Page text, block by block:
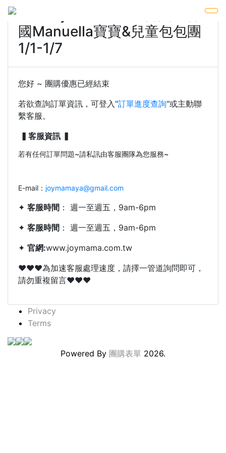
國Manuella寶寶&兒童包包團
1/1-1/7
您好 ~ 團購優惠已經結束
若欲查詢訂單資訊，可登入"訂單進度查詢"或主動聯
繫客服。
▍客服資訊 ▍
若有任何訂單問題~請私訊由客服團隊為您服務~
E-mail： joymamaya@gmail.com
✦ 客服時間 ： 週一至週五，9am-6pm
✦ 客服時間 ： 週一至週五，9am-6pm
✦ 官網:www.joymama.com.tw
❤❤❤為加速客服處理速度，請擇一管道詢問即可，
請勿重複留言❤❤❤
Privacy
Terms
Powered By 團購表單 2026.